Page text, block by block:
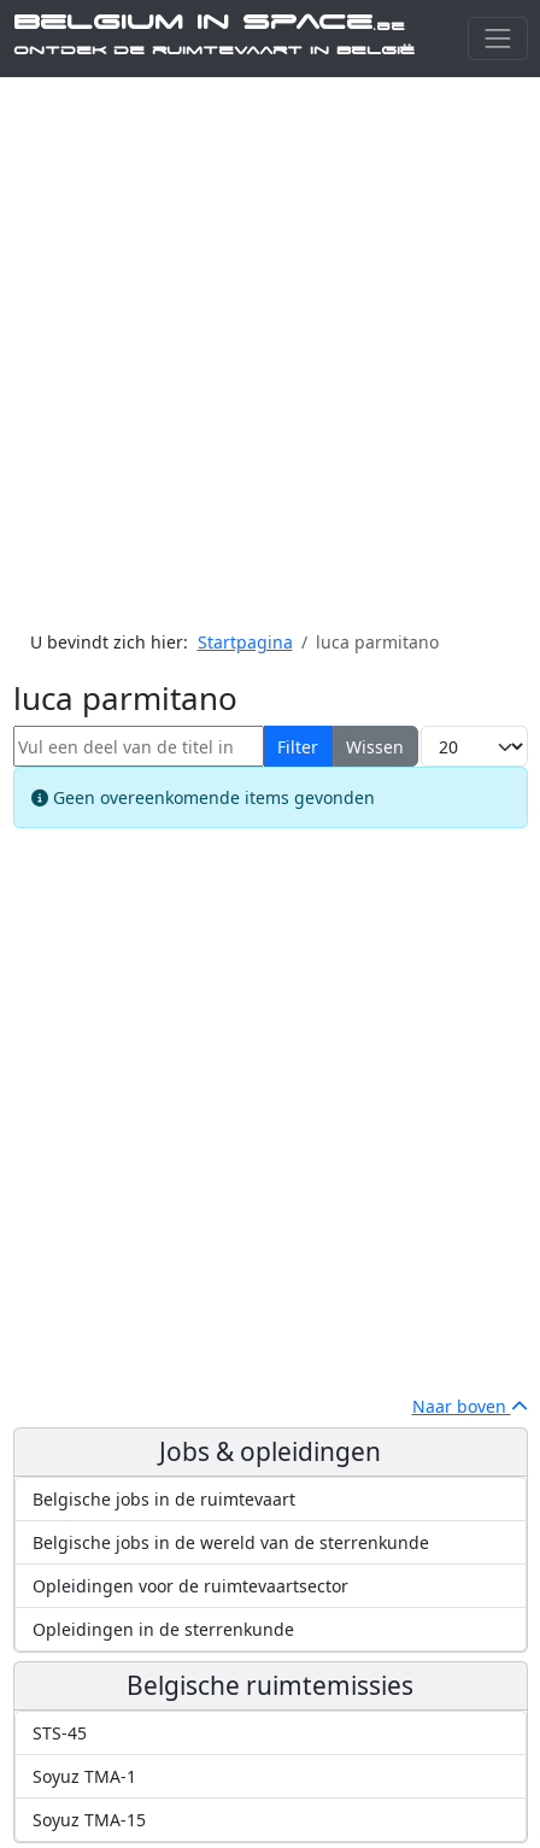
Belgium in Space.be
Ontdek de ruimtevaart in België
U bevindt zich hier: Startpagina luca parmitano
luca parmitano
Vul een deel van de titel in Filter Wissen Toon #
Informatie
Geen overeenkomende items gevonden
Naar boven
Jobs & opleidingen
Belgische jobs in de ruimtevaart
Belgische jobs in de wereld van de sterrenkunde
Opleidingen voor de ruimtevaartsector
Opleidingen in de sterrenkunde
Belgische ruimtemissies
STS-45
Soyuz TMA-1
Soyuz TMA-15